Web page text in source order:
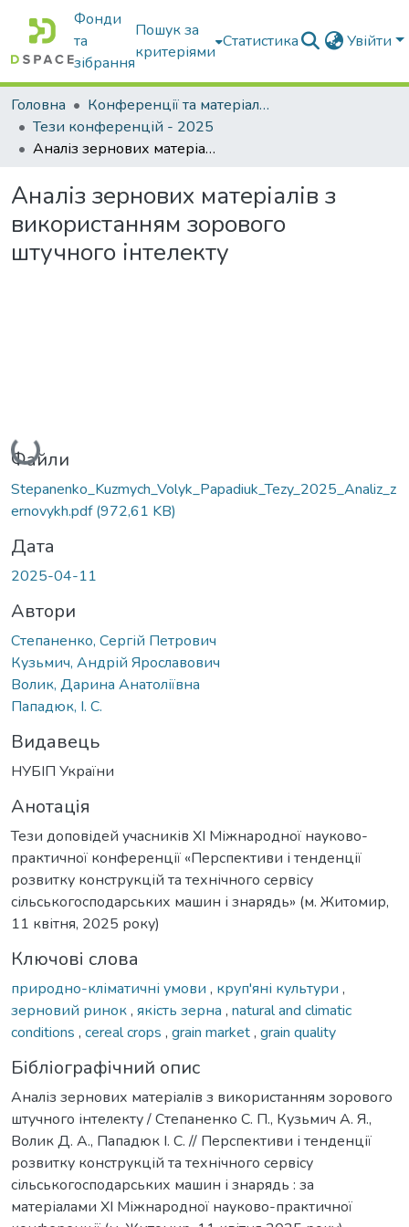
Фонди
та
зібрання
Пошук за
критеріями
Статистика Увійти
Головна
Конференції та матеріали конференцій
Тези конференцій - 2025
Аналіз зернових матеріалів з використанням зорового штучного інтелекту
Аналіз зернових матеріалів з
використанням зорового
штучного інтелекту
Вантажиться...
Файли
Stepanenko_Kuzmych_Volyk_Papadiuk_Tezy_2025_Analiz_z
ernovykh.pdf(972,61 KB)
Дата
2025-04-11
Автори
Степаненко, Сергій Петрович
Кузьмич, Андрій Ярославович
Волик, Дарина Анатоліївна
Пападюк, І. С.
Видавець
НУБІП України
Анотація
Тези доповідей учасників XI Міжнародної науково-
практичної конференції «Перспективи і тенденції
розвитку конструкцій та технічного сервісу
сільськогосподарських машин і знарядь» (м. Житомир,
11 квітня, 2025 року)
Ключові слова
природно-кліматичні умови , круп'яні культури ,
зерновий ринок, якість зерна , natural and climatic
conditions , cereal crops , grain market, grain quality
Бібліографічний опис
Аналіз зернових матеріалів з використанням зорового
штучного інтелекту / Степаненко С. П., Кузьмич А. Я.,
Волик Д. А., Пападюк І. С. // Перспективи і тенденції
розвитку конструкцій та технічного сервісу
сільськогосподарських машин і знарядь : за
матеріалами XI Міжнародної науково-практичної